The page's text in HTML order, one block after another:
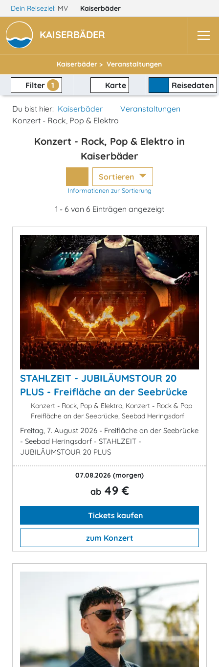
Dein Reiseziel: MV Kaiserbäder
KAISERBÄDER
Kaiserbäder > Veranstaltungen
Filter 1 Karte Reisedaten
Du bist hier: Kaiserbäder
Veranstaltungen
Konzert - Rock, Pop & Elektro
Konzert - Rock, Pop & Elektro in
Kaiserbäder
Sortieren
Informationen zur Sortierung
1 - 6 von 6 Einträgen angezeigt
STAHLZEIT - JUBILÄUMSTOUR 20
PLUS - Freifläche an der Seebrücke
Konzert - Rock, Pop & Elektro, Konzert - Rock & Pop
Freifläche an der Seebrücke, Seebad Heringsdorf
Freitag, 7. August 2026 - Freifläche an der Seebrücke
- Seebad Heringsdorf - STAHLZEIT -
JUBILÄUMSTOUR 20 PLUS
07.08.2026 (morgen)
ab 49 €
Tickets kaufen
zum Konzert